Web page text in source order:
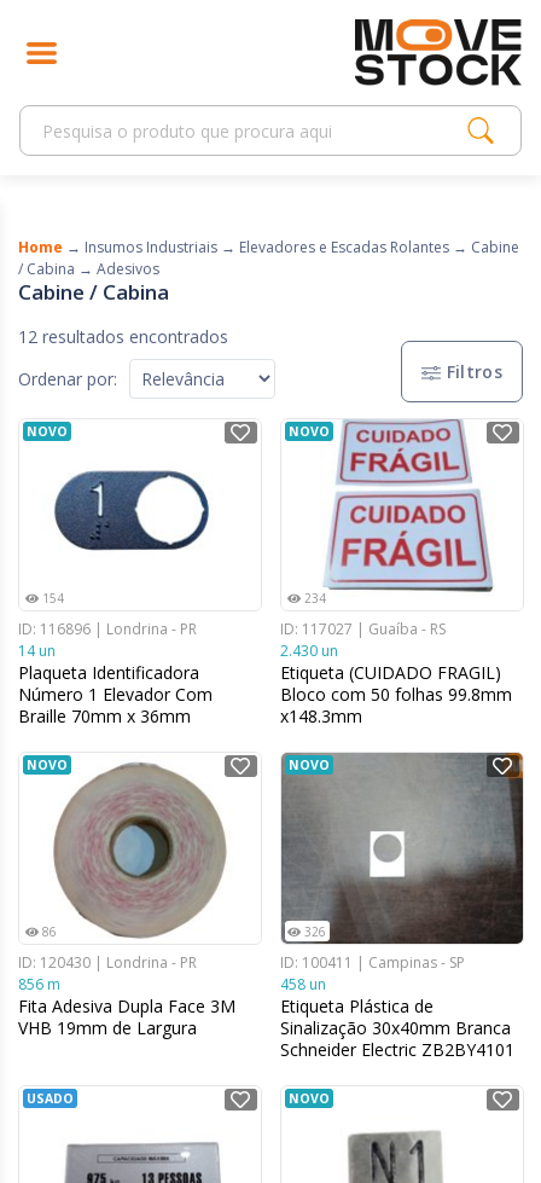
Home → Insumos Industriais → Elevadores e Escadas Rolantes → Cabine
/ Cabina → Adesivos
Cabine / Cabina
12 resultados encontrados
Ordenar por:
Filtros
NOVO
154
ID: 116896 | Londrina - PR
14 un
Plaqueta Identificadora
Número 1 Elevador Com
Braille 70mm x 36mm
NOVO
234
ID: 117027 | Guaíba - RS
2.430 un
Etiqueta (CUIDADO FRAGIL)
Bloco com 50 folhas 99.8mm
x148.3mm
NOVO
86
ID: 120430 | Londrina - PR
856 m
Fita Adesiva Dupla Face 3M
VHB 19mm de Largura
NOVO
326
ID: 100411 | Campinas - SP
458 un
Etiqueta Plástica de
Sinalização 30x40mm Branca
Schneider Electric ZB2BY4101
USADO NOVO